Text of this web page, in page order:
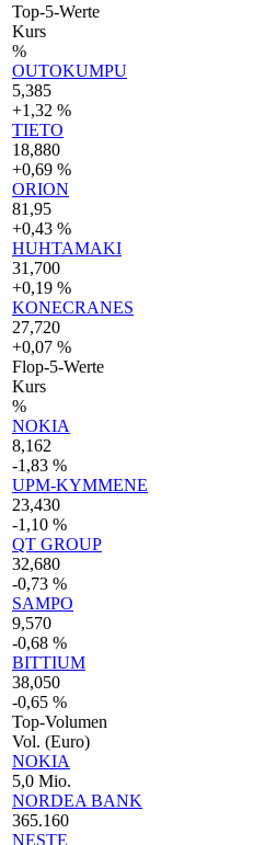
Top-5-Werte
Kurs
%
OUTOKUMPU
5,385
+1,32 %
TIETO
18,880
+0,69 %
ORION
81,95
+0,43 %
HUHTAMAKI
31,700
+0,19 %
KONECRANES
27,720
+0,07 %
Flop-5-Werte
Kurs
%
NOKIA
8,162
-1,83 %
UPM-KYMMENE
23,430
-1,10 %
QT GROUP
32,680
-0,73 %
SAMPO
9,570
-0,68 %
BITTIUM
38,050
-0,65 %
Top-Volumen
Vol. (Euro)
NOKIA
5,0 Mio.
NORDEA BANK
365.160
NESTE